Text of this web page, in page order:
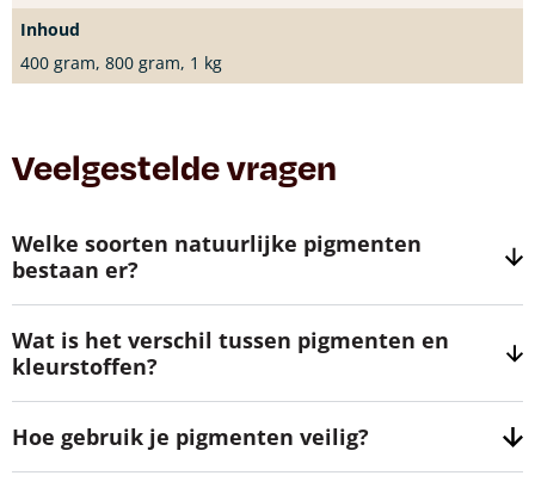
Inhoud
400 gram, 800 gram, 1 kg
Veelgestelde vragen
Welke soorten natuurlijke pigmenten
bestaan er?
Wat is het verschil tussen pigmenten en
kleurstoffen?
Hoe gebruik je pigmenten veilig?